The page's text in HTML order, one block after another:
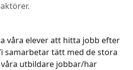
våra elever att hitta jobb efter
samarbetar tätt med de stora
utbildare jobbar/har